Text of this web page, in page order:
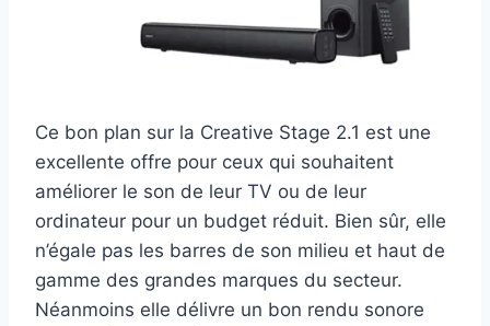
Ce bon plan sur la Creative Stage 2.1 est une
excellente offre pour ceux qui souhaitent
améliorer le son de leur TV ou de leur
ordinateur pour un budget réduit. Bien sûr, elle
n’égale pas les barres de son milieu et haut de
gamme des grandes marques du secteur.
Néanmoins elle délivre un bon rendu sonore